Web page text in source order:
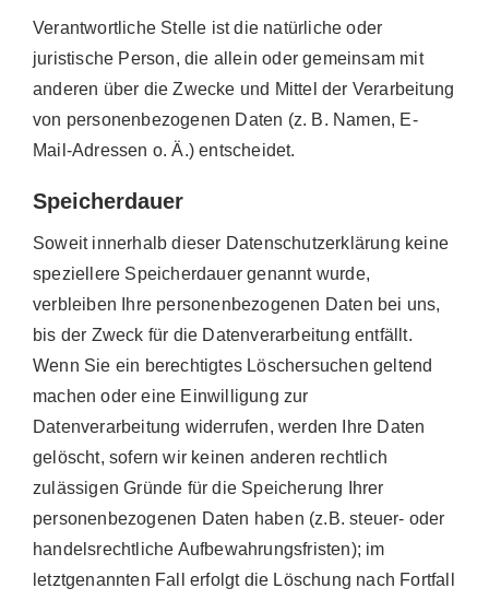
Verantwortliche Stelle ist die natürliche oder
juristische Person, die allein oder gemeinsam mit
anderen über die Zwecke und Mittel der Verarbeitung
von personenbezogenen Daten (z. B. Namen, E-
Mail-Adressen o. Ä.) entscheidet.
Speicherdauer
Soweit innerhalb dieser Datenschutzerklärung keine
speziellere Speicherdauer genannt wurde,
verbleiben Ihre personenbezogenen Daten bei uns,
bis der Zweck für die Datenverarbeitung entfällt.
Wenn Sie ein berechtigtes Löschersuchen geltend
machen oder eine Einwilligung zur
Datenverarbeitung widerrufen, werden Ihre Daten
gelöscht, sofern wir keinen anderen rechtlich
zulässigen Gründe für die Speicherung Ihrer
personenbezogenen Daten haben (z.B. steuer- oder
handelsrechtliche Aufbewahrungsfristen); im
letztgenannten Fall erfolgt die Löschung nach Fortfall